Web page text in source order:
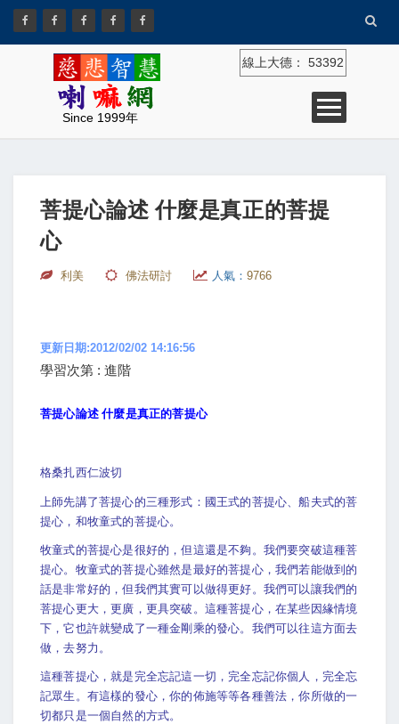
Since 1999年
線上大德： 53392
菩提心論述 什麼是真正的菩提
心
利美 佛法研討 人氣： 9766
更新日期:2012/02/02 14:16:56
學習次第 : 進階
菩提心論述 什麼是真正的菩提心
格桑扎西仁波切
上師先講了菩提心的三種形式：國王式的菩提心、船夫式的菩
提心，和牧童式的菩提心。
牧童式的菩提心是很好的，但這還是不夠。我們要突破這種菩
提心。牧童式的菩提心雖然是最好的菩提心，我們若能做到的
話是非常好的，但我們其實可以做得更好。我們可以讓我們的
菩提心更大，更廣，更具突破。這種菩提心，在某些因緣情境
下，它也許就變成了一種金剛乘的發心。我們可以往這方面去
做，去努力。
這種菩提心，就是完全忘記這一切，完全忘記你個人，完全忘
記眾生。有這樣的發心，你的佈施等等各種善法，你所做的一
切都只是一個自然的方式。